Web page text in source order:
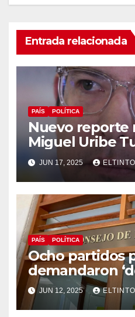
Entrada relacionada
PAÍS POLÍTICA
Nuevo reporte
Miguel Uribe
operación de
que fue
JUN 17, 2025
PAÍS POLÍTICA
Ocho partidos
demandaron
consulta
JUN 12, 2025